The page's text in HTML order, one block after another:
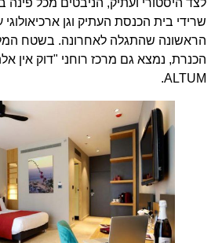
לצד היסטורי ועתיק, הניבטים מכל פינה
שרידי בית הכנסת העתיק וגן ארכיאולוגי
הראשונה שהתגלה לאחרונה. בשטח
ALTUM.